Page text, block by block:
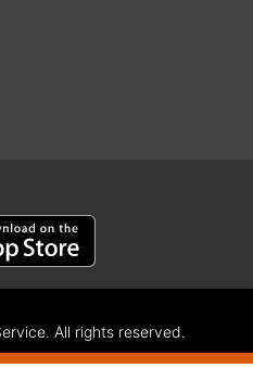
All rights reserved.
Complaint Redressal RSS RIO